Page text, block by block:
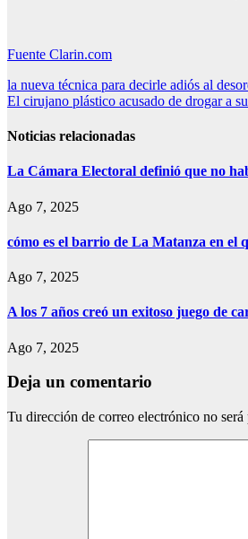
Fuente Clarin.com
Navegación
de
entradas
la nueva técnica para decirle adiós al
El cirujano plástico acusado de drogar a
Noticias relacionadas
La Cámara Electoral definió que no
Ago 7, 2025
cómo es el barrio de La Matanza en el
Ago 7, 2025
A los 7 años creó un exitoso juego de
Ago 7, 2025
Deja un comentario
Tu dirección de correo electrónico no será